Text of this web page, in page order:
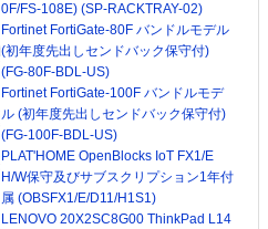
0F/FS-108E) (SP-RACKTRAY-02)
Fortinet FortiGate-80F バンドルモデル
(初年度先出しセンドバック保守付)
(FG-80F-BDL-US)
Fortinet FortiGate-100F バンドルモデ
ル (初年度先出しセンドバック保守付)
(FG-100F-BDL-US)
PLAT'HOME OpenBlocks IoT FX1/E
H/W保守及びサブスクリプション1年付
属 (OBSFX1/E/D11/H1S1)
LENOVO 20X2SC8G00 ThinkPad L14